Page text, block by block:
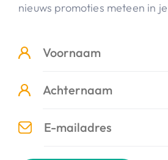
nieuws promoties meteen in